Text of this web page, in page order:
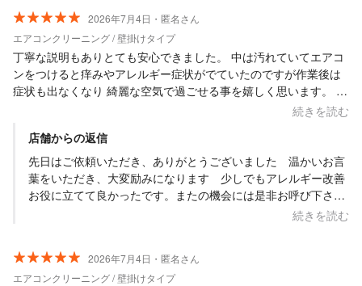
2026年7月4日・匿名さん
エアコンクリーニング / 壁掛けタイプ
丁寧な説明もありとても安心できました。 中は汚れていてエアコ
ンをつけると痒みやアレルギー症状がでていたのですが作業後は
症状も出なくなり 綺麗な空気で過ごせる事を嬉しく思います。 ま
たお願いしたいと思えるお方でした！ またよろしくお願いします
続きを読む
店舗からの返信
先日はご依頼いただき、ありがとうございました 温かいお言
葉をいただき、大変励みになります 少しでもアレルギー改善
お役に立てて良かったです。またの機会には是非お呼び下さ
続きを読む
2026年7月4日・匿名さん
エアコンクリーニング / 壁掛けタイプ